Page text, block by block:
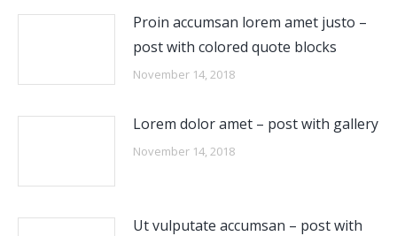
Proin accumsan lorem amet justo –
post with colored quote blocks
November 14, 2018
Lorem dolor amet – post with gallery
November 14, 2018
Ut vulputate accumsan – post with